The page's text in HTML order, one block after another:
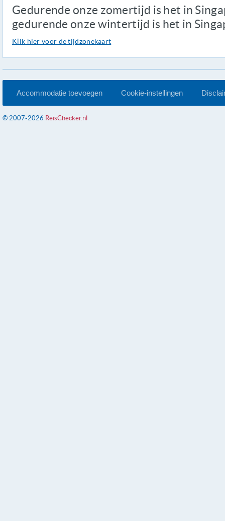
Gedurende onze zomertijd is het in
gedurende onze wintertijd is het in
Klik hier voor de tijdzonekaart
Accommodatie toevoegen Cookie-instellingen
© 2007-2026 ReisChecker.nl